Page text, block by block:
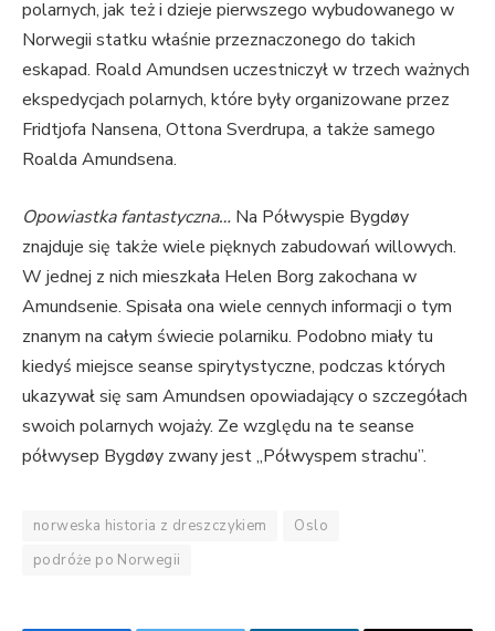
polarnych, jak też i dzieje pierwszego wybudowanego w
Norwegii statku właśnie przeznaczonego do takich
eskapad. Roald Amundsen uczestniczył w trzech ważnych
ekspedycjach polarnych, które były organizowane przez
Fridtjofa Nansena, Ottona Sverdrupa, a także samego
Roalda Amundsena.
Opowiastka fantastyczna… Na Półwyspie Bygdøy
znajduje się także wiele pięknych zabudowań willowych.
W jednej z nich mieszkała Helen Borg zakochana w
Amundsenie. Spisała ona wiele cennych informacji o tym
znanym na całym świecie polarniku. Podobno miały tu
kiedyś miejsce seanse spirytystyczne, podczas których
ukazywał się sam Amundsen opowiadający o szczegółach
swoich polarnych wojaży. Ze względu na te seanse
półwysep Bygdøy zwany jest „Półwyspem strachu”.
norweska historia z dreszczykiem
Oslo
podróże po Norwegii